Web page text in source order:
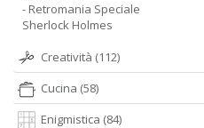
- Retromania Speciale
Sherlock Holmes
Creatività (112)
Cucina (58)
Enigmistica (84)